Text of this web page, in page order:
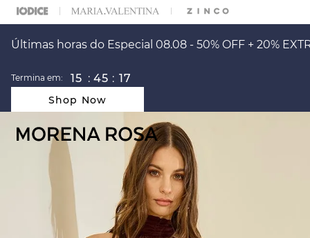
ESCOLHER SEU LOOK?FALE COM NOSSA PERSONAL SHOPPER.
Últimas horas do Especial 08.08 - 50% OFF + 20%
Termina em: 15 : 45 : 17
Shop Now